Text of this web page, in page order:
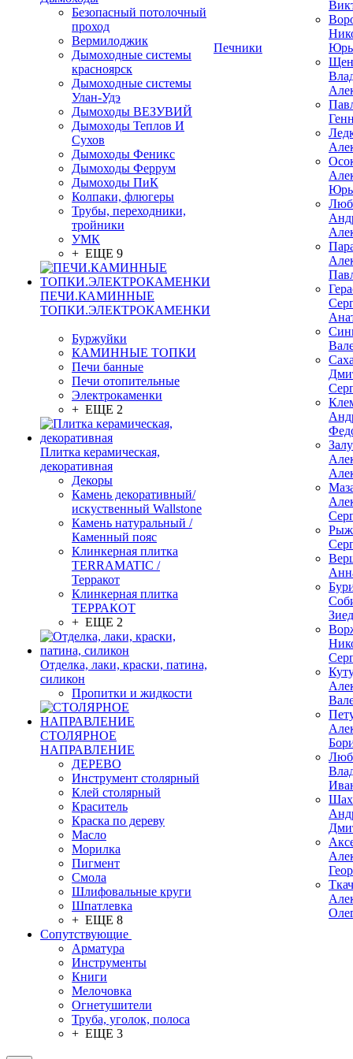
Безопасный потолочный
проход
Вермилоджик
Дымоходные системы
красноярск
Дымоходные системы
Улан-Удэ
Дымоходы ВЕЗУВИЙ
Дымоходы Теплов И
Сухов
Дымоходы Феникс
Дымоходы Феррум
Дымоходы ПиК
Колпаки, флюгеры
Трубы, переходники,
тройники
УМК
+ ЕЩЕ 9
ПЕЧИ.КАМИННЫЕ
ТОПКИ.ЭЛЕКТРОКАМЕНКИ
Буржуйки
КАМИННЫЕ ТОПКИ
Печи банные
Печи отопительные
Электрокаменки
+ ЕЩЕ 2
Плитка керамическая,
декоративная
Декоры
Камень декоративный/
искуственный Wallstone
Камень натуральный /
Каменный пояс
Клинкерная плитка
TERRAMATIC /
Терракот
Клинкерная плитка
ТЕРРАКОТ
+ ЕЩЕ 2
Отделка, лаки, краски, патина,
силикон
Пропитки и жидкости
СТОЛЯРНОЕ
НАПРАВЛЕНИЕ
ДЕРЕВО
Инструмент столярный
Клей столярный
Краситель
Краска по дереву
Масло
Морилка
Пигмент
Смола
Шлифовальные круги
Шпатлевка
+ ЕЩЕ 8
Сопутствующие
Арматура
Инструменты
Книги
Мелочовка
Огнетушители
Труба, уголок, полоса
+ ЕЩЕ 3
Печники